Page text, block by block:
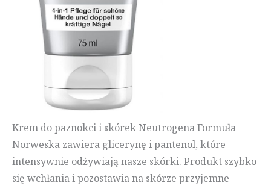
Krem do paznokci i skórek Neutrogena Formuła
Norweska zawiera glicerynę i pantenol, które
intensywnie odżywiają nasze skórki. Produkt szybko
się wchłania i pozostawia na skórze przyjemne